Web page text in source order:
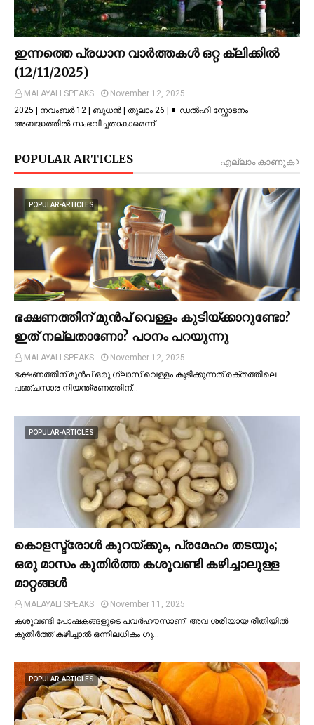
ഇന്നത്തെ പ്രധാന വാർത്തകൾ ഒറ്റ ക്ലിക്കിൽ
(12/11/2025)
MALAYALI SPEAKS
November 12, 2025
2025 | നവംബർ 12 | ബുധൻ | തുലാം 26 | ◾ ഡല്‍ഹി സ്ഫോടനം
അബദ്ധത്തില്‍ സംഭവിച്ചതാകാമെന്ന് …
POPULAR ARTICLES എല്ലാം കാണുക
POPULAR-ARTICLES
ഭക്ഷണത്തിന് മുന്‍പ് വെള്ളം കുടിയ്ക്കാറുണ്ടോ?
ഇത് നല്ലതാണോ? പഠനം പറയുന്നു
MALAYALI SPEAKS
November 12, 2025
ഭക്ഷണത്തിന് മുന്‍പ് ഒരു ഗ്ലാസ് വെള്ളം കുടിക്കുന്നത് രക്തത്തിലെ
പഞ്ചസാര നിയന്ത്രണത്തിന്…
POPULAR-ARTICLES
കൊളസ്ട്രോള്‍ കുറയ്ക്കും, പ്രമേഹം തടയും;
ഒരു മാസം കുതിര്‍ത്ത കശുവണ്ടി കഴിച്ചാലുള്ള
മാറ്റങ്ങള്‍
MALAYALI SPEAKS
November 11, 2025
കശുവണ്ടി പോഷകങ്ങളുടെ പവർഹൗസാണ്. അവ ശരിയായ രീതിയില്‍
കുതിർത്ത് കഴിച്ചാല്‍ ഒന്നിലധികം ഗു…
POPULAR-ARTICLES